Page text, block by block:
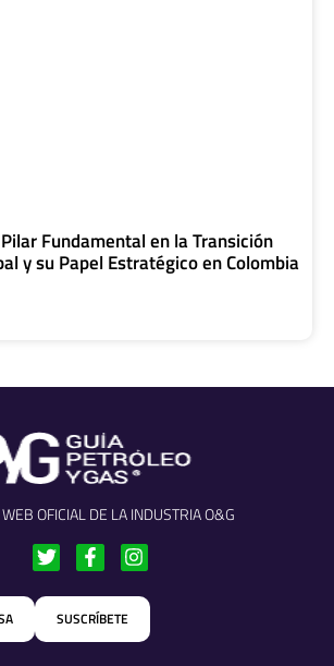
Fundamental en la Transición
y su Papel Estratégico en Colombia
OFICIAL DE LA INDUSTRIA O&G
T
w
i
e
F
a
c
e
b
o
I
n
s
g
SUSCRÍBETE